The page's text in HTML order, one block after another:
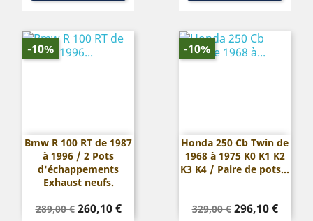
Bmw R 100 RT de 1987
à 1996 / 2 Pots
d'échappements
Exhaust neufs.
Prix
289,00 € Prix
260,10 €
-10%
Honda 250 Cb Twin de
1968 à 1975 K0 K1 K2
K3 K4 / Paire de pots...
Prix
329,00 € Prix
296,10 €
-10%